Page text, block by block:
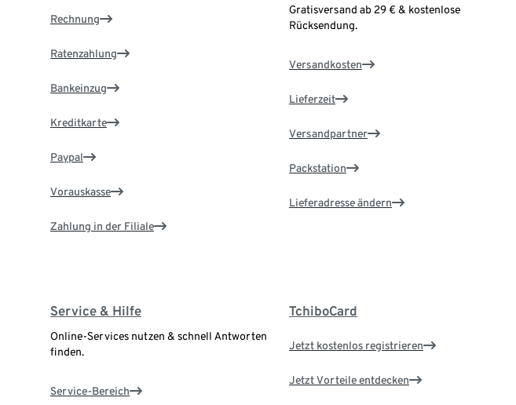
Rechnung
Ratenzahlung
Bankeinzug
Kreditkarte
Paypal
Vorauskasse
Zahlung in der Filiale
Gratisversand ab 29 € & kostenlose
Rücksendung.
Versandkosten
Lieferzeit
Versandpartner
Packstation
Lieferadresse ändern
Service & Hilfe
Online-Services nutzen & schnell Antworten
finden.
Service-Bereich
TchiboCard
Jetzt kostenlos registrieren
Jetzt Vorteile entdecken